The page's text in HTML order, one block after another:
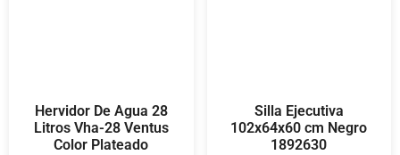
Hervidor De Agua 28
Litros Vha-28 Ventus
Color Plateado
Silla Ejecutiva
102x64x60 cm Negro
1892630